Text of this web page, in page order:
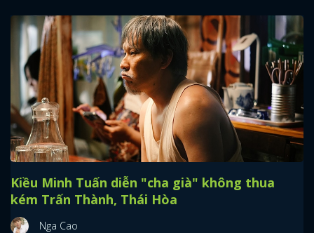
Kiều Minh Tuấn diễn "cha già" không thua
kém Trấn Thành, Thái Hòa
Nga Cao